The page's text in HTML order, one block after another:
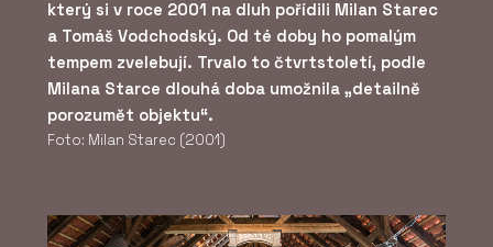
který si v roce 2001 na dluh pořídili Milan Starec
a Tomáš Vodchodský. Od té doby ho pomalým
tempem zvelebují. Trvalo to čtvrtstoletí, podle
Milana Starce dlouhá doba umožnila „detailně
porozumět objektu“.
Foto: Milan Starec (2001)